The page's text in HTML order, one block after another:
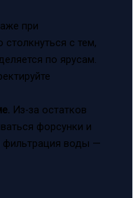
при
с тем,
по ярусам.
Из-за остатков
форсунки и
фильтрация воды —